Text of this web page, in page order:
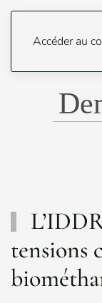
Accéder au
tensions